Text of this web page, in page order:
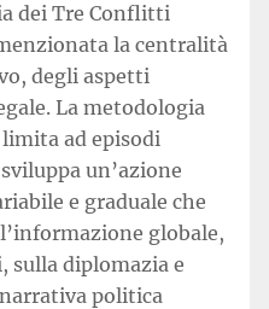
dei Tre Conflitti
la centralità
degli aspetti
La metodologia
ad episodi
un’azione
e graduale che
globale,
sulla diplomazia e
politica